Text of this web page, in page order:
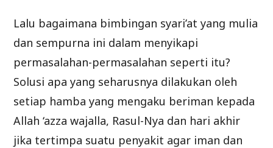
Lalu bagaimana bimbingan syari’at yang mulia
dan sempurna ini dalam menyikapi
permasalahan-permasalahan seperti itu?
Solusi apa yang seharusnya dilakukan oleh
setiap hamba yang mengaku beriman kepada
Allah ‘azza wajalla, Rasul-Nya dan hari akhir
jika tertimpa suatu penyakit agar iman dan